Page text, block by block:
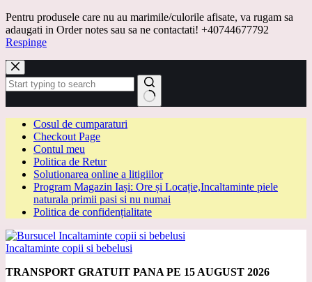
Pentru produsele care nu au marimile/culorile afisate, va rugam sa
adaugati in Order notes sau sa ne contactati! +40744677792
Respinge
Sari
la
conținut
rezultatCosul de cumparaturi
Checkout Page
Contul meu
Politica de Retur
Solutionarea online a litigiilor
Program Magazin Iași: Ore și Locație,Incaltaminte piele
naturala primii pasi si nu numai
Politica de confidențialitate
Incaltaminte copii si bebelusi
TRANSPORT GRATUIT PANA PE 15 AUGUST 2026